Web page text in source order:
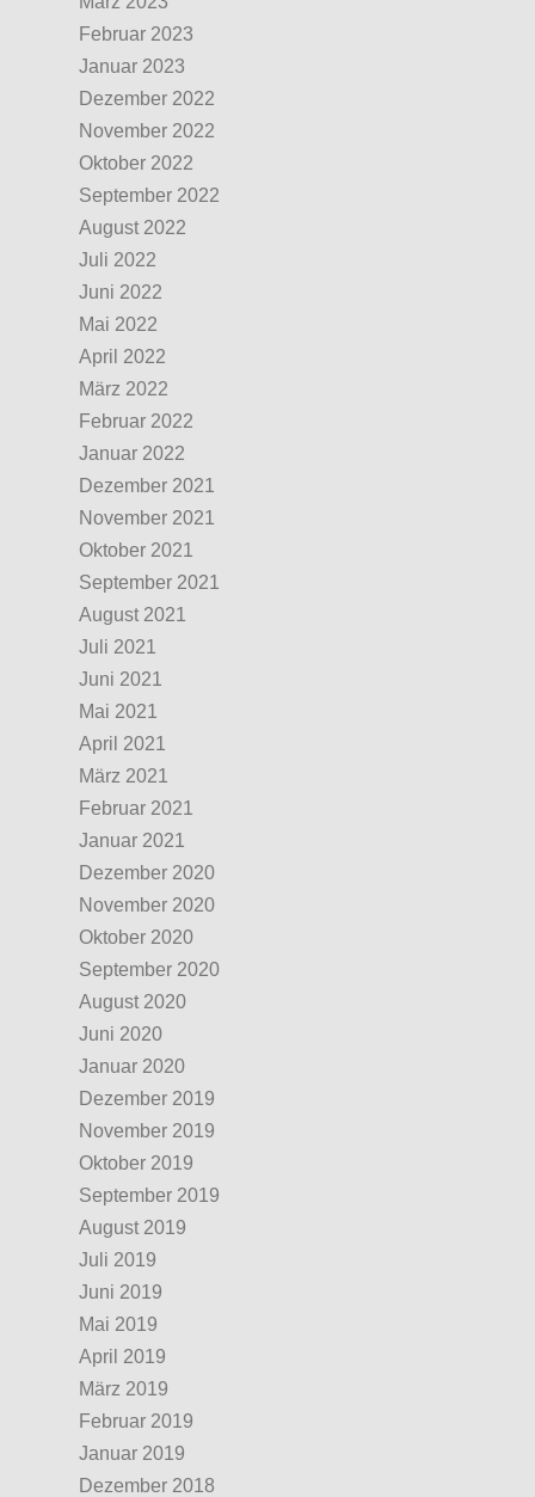
Februar 2023
Januar 2023
Dezember 2022
November 2022
Oktober 2022
September 2022
August 2022
Juli 2022
Juni 2022
Mai 2022
April 2022
März 2022
Februar 2022
Januar 2022
Dezember 2021
November 2021
Oktober 2021
September 2021
August 2021
Juli 2021
Juni 2021
Mai 2021
April 2021
März 2021
Februar 2021
Januar 2021
Dezember 2020
November 2020
Oktober 2020
September 2020
August 2020
Juni 2020
Januar 2020
Dezember 2019
November 2019
Oktober 2019
September 2019
August 2019
Juli 2019
Juni 2019
Mai 2019
April 2019
März 2019
Februar 2019
Januar 2019
Dezember 2018